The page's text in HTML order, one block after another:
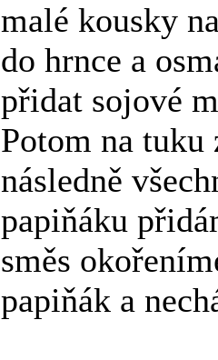
malé kousky
do hrnce a
přidat sojové
Potom na tuku
následně
papiňáku
směs
papiňák a